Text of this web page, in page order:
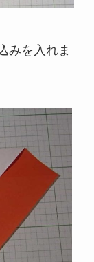
みを入れま